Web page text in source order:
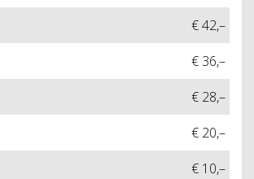
€ 42,–
€ 36,–
€ 28,–
€ 20,–
€ 10,–